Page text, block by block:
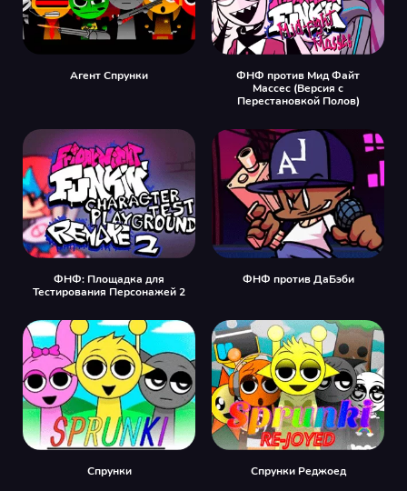
Агент Спрунки
ФНФ против Мид Файт
Массес (Версия с
Перестановкой Полов)
ФНФ: Площадка для
Тестирования Персонажей 2
ФНФ против ДаБэби
Спрунки Спрунки Реджоед